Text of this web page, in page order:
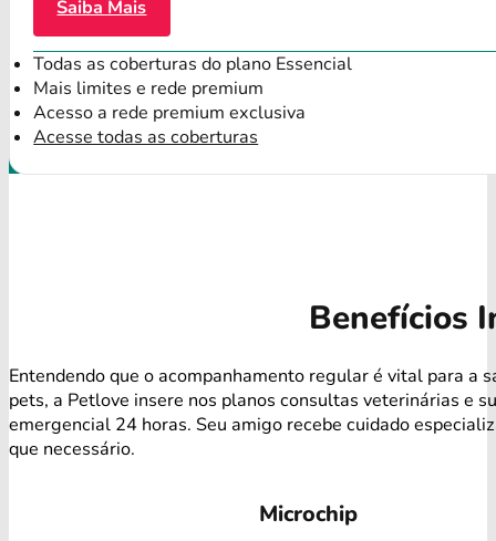
Saiba Mais
Todas as coberturas do plano Essencial
Mais limites e rede premium
Acesso a rede premium exclusiva
Acesse todas as coberturas
Benefícios
Entendendo que o acompanhamento regular é vital para a
pets, a Petlove insere nos planos consultas veterinárias e
emergencial 24 horas. Seu amigo recebe cuidado
que necessário.
Microchip